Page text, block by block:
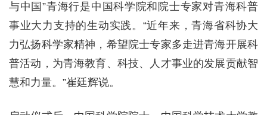
与中国”青海行是中国科学院和院士专家对青海科普
事业大力支持的生动实践。“近年来，青海省科协大
力弘扬科学家精神，希望院士专家多走进青海开展科
普活动，为青海教育、科技、人才事业的发展贡献智
慧和力量。”崔廷辉说。